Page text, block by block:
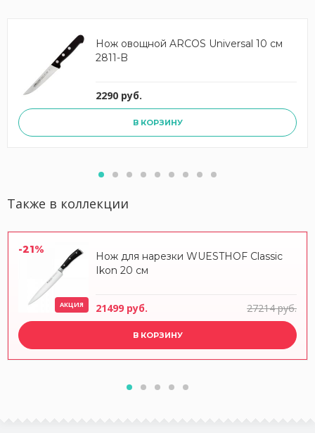
Нож овощной ARCOS Universal 10 см
2811-B
2290 руб.
В КОРЗИНУ
Также в коллекции
-21%
АКЦИЯ
Нож для нарезки WUESTHOF Classic
Ikon 20 см
21499 руб. 27214 руб.
В КОРЗИНУ